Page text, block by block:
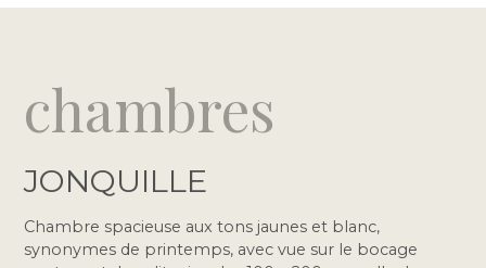
chambres
JONQUILLE
Chambre spacieuse aux tons jaunes et blanc,
synonymes de printemps, avec vue sur le bocage